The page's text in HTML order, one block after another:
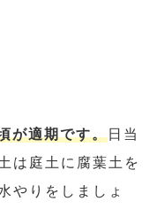
が適期です。日当
は庭土に腐葉土を
やりをしましょ